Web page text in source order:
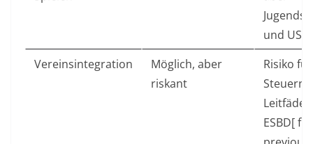
und USK
Vereinsintegration
Möglich, aber
riskant
Risiko für
Steuern;
ESBD[